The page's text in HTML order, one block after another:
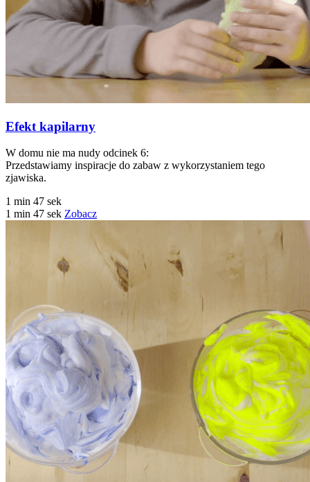
Efekt kapilarny
W domu nie ma nudy odcinek 6:
Przedstawiamy inspiracje do zabaw z wykorzystaniem tego
zjawiska.
1 min 47 sek
1 min 47 sek Zobacz